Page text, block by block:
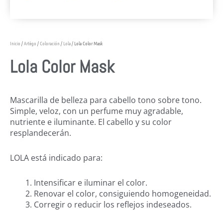
Inicio /Artègo /Coloración / Lola/ Lola Color Mask
Lola Color Mask
Mascarilla de belleza para cabello tono sobre tono.
Simple, veloz, con un perfume muy agradable,
nutriente e iluminante. El cabello y su color
resplandecerán.
LOLA está indicado para:
Intensificar e iluminar el color.
Renovar el color, consiguiendo homogeneidad.
Corregir o reducir los reflejos indeseados.